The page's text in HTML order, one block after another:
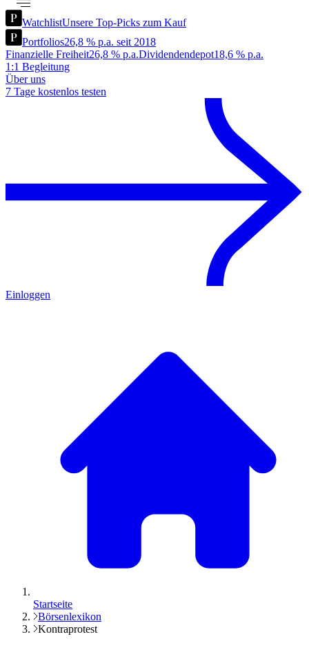
WatchlistUnsere Top-Picks zum Kauf
Portfolios26,8 % p.a. seit 2018
Finanzielle Freiheit26,8 % p.a.Dividendendepot18,6 % p.a.
1:1 Begleitung
Über uns
7 Tage kostenlos testen
Einloggen
Startseite
Börsenlexikon
Kontraprotest